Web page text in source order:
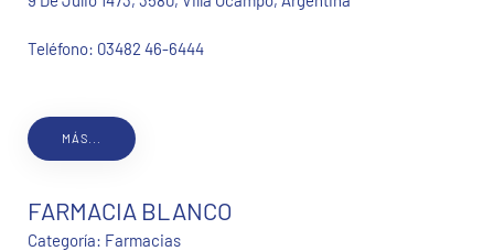
Teléfono: 03482 46-6444
MÁS...
FARMACIA BLANCO
Categoría: Farmacias